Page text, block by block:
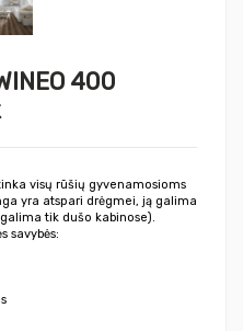
400
visų rūšių gyvenamosioms
yra atspari drėgmei, ją galima
tik dušo kabinose).
savybės: